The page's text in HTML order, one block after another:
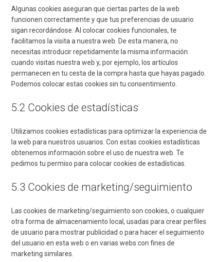
Algunas cookies aseguran que ciertas partes de la web
funcionen correctamente y que tus preferencias de usuario
sigan recordándose. Al colocar cookies funcionales, te
facilitamos la visita a nuestra web. De esta manera, no
necesitas introducir repetidamente la misma información
cuando visitas nuestra web y, por ejemplo, los artículos
permanecen en tu cesta de la compra hasta que hayas pagado.
Podemos colocar estas cookies sin tu consentimiento.
5.2 Cookies de estadísticas
Utilizamos cookies estadísticas para optimizar la experiencia de
la web para nuestros usuarios. Con estas cookies estadísticas
obtenemos información sobre el uso de nuestra web. Te
pedimos tu permiso para colocar cookies de estadísticas.
5.3 Cookies de marketing/seguimiento
Las cookies de marketing/seguimiento son cookies, o cualquier
otra forma de almacenamiento local, usadas para crear perfiles
de usuario para mostrar publicidad o para hacer el seguimiento
del usuario en esta web o en varias webs con fines de
marketing similares.